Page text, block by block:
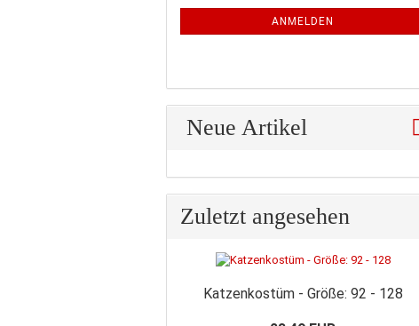
ANMELDEN
Neue Artikel
Zuletzt angesehen
Katzenkostüm - Größe: 92 - 128